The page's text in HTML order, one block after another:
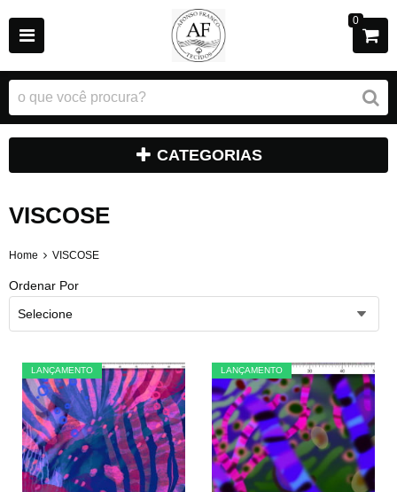
0
CATEGORIAS
VISCOSE
Home VISCOSE
Ordenar Por
Selecione
LANÇAMENTO LANÇAMENTO